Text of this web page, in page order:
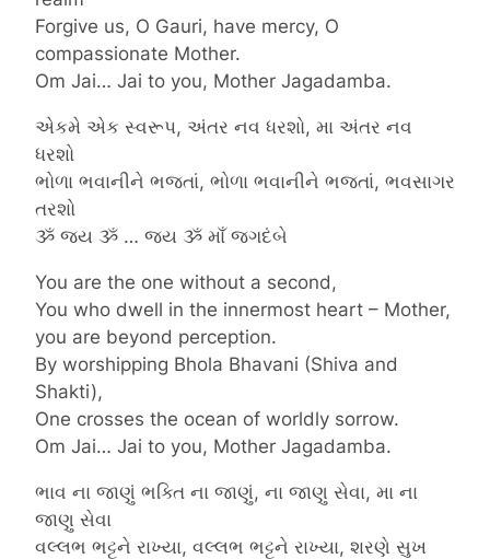
Forgive us, O Gauri, have mercy, O
compassionate Mother.
Om Jai… Jai to you, Mother Jagadamba.
એકમે એક સ્વરૂપ, અંતર નવ ધરશો, મા અંતર નવ
ધરશો
ભોળા ભવાનીને ભજતાં, ભોળા ભવાનીને ભજતાં, ભવસાગર
તરશો
ૐ જય ૐ … જય ૐ માઁ જગદંબે
You are the one without a second,
You who dwell in the innermost heart – Mother,
you are beyond perception.
By worshipping Bhola Bhavani (Shiva and
Shakti),
One crosses the ocean of worldly sorrow.
Om Jai… Jai to you, Mother Jagadamba.
ભાવ ના જાણું ભક્તિ ના જાણું, ના જાણુ સેવા, મા ના
જાણુ સેવા
વલ્લભ ભટ્ટને રાખ્યા, વલ્લભ ભટ્ટને રાખ્યા, શરણે સુખ